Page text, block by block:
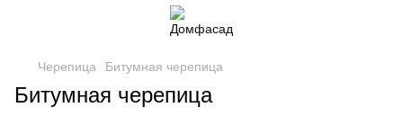
Черепица Битумная черепица
Битумная черепица